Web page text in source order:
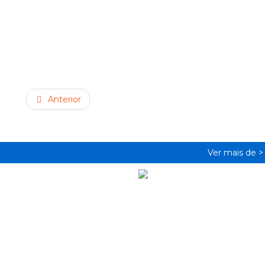
Anterior
Ver mais de >